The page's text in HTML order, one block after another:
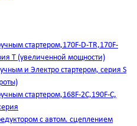
стартером,170F-D-TR,170F-
Т (увеличенной мощности)
и Электро стартером, серия S
стартером,168F-2C,190F-C,
с автом. сцеплением